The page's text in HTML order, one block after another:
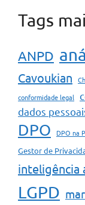
Tags
ANPD
Cavoukian
conformidade legal
dados
DPO DPO na
Gestor de
inteligência
LGPD